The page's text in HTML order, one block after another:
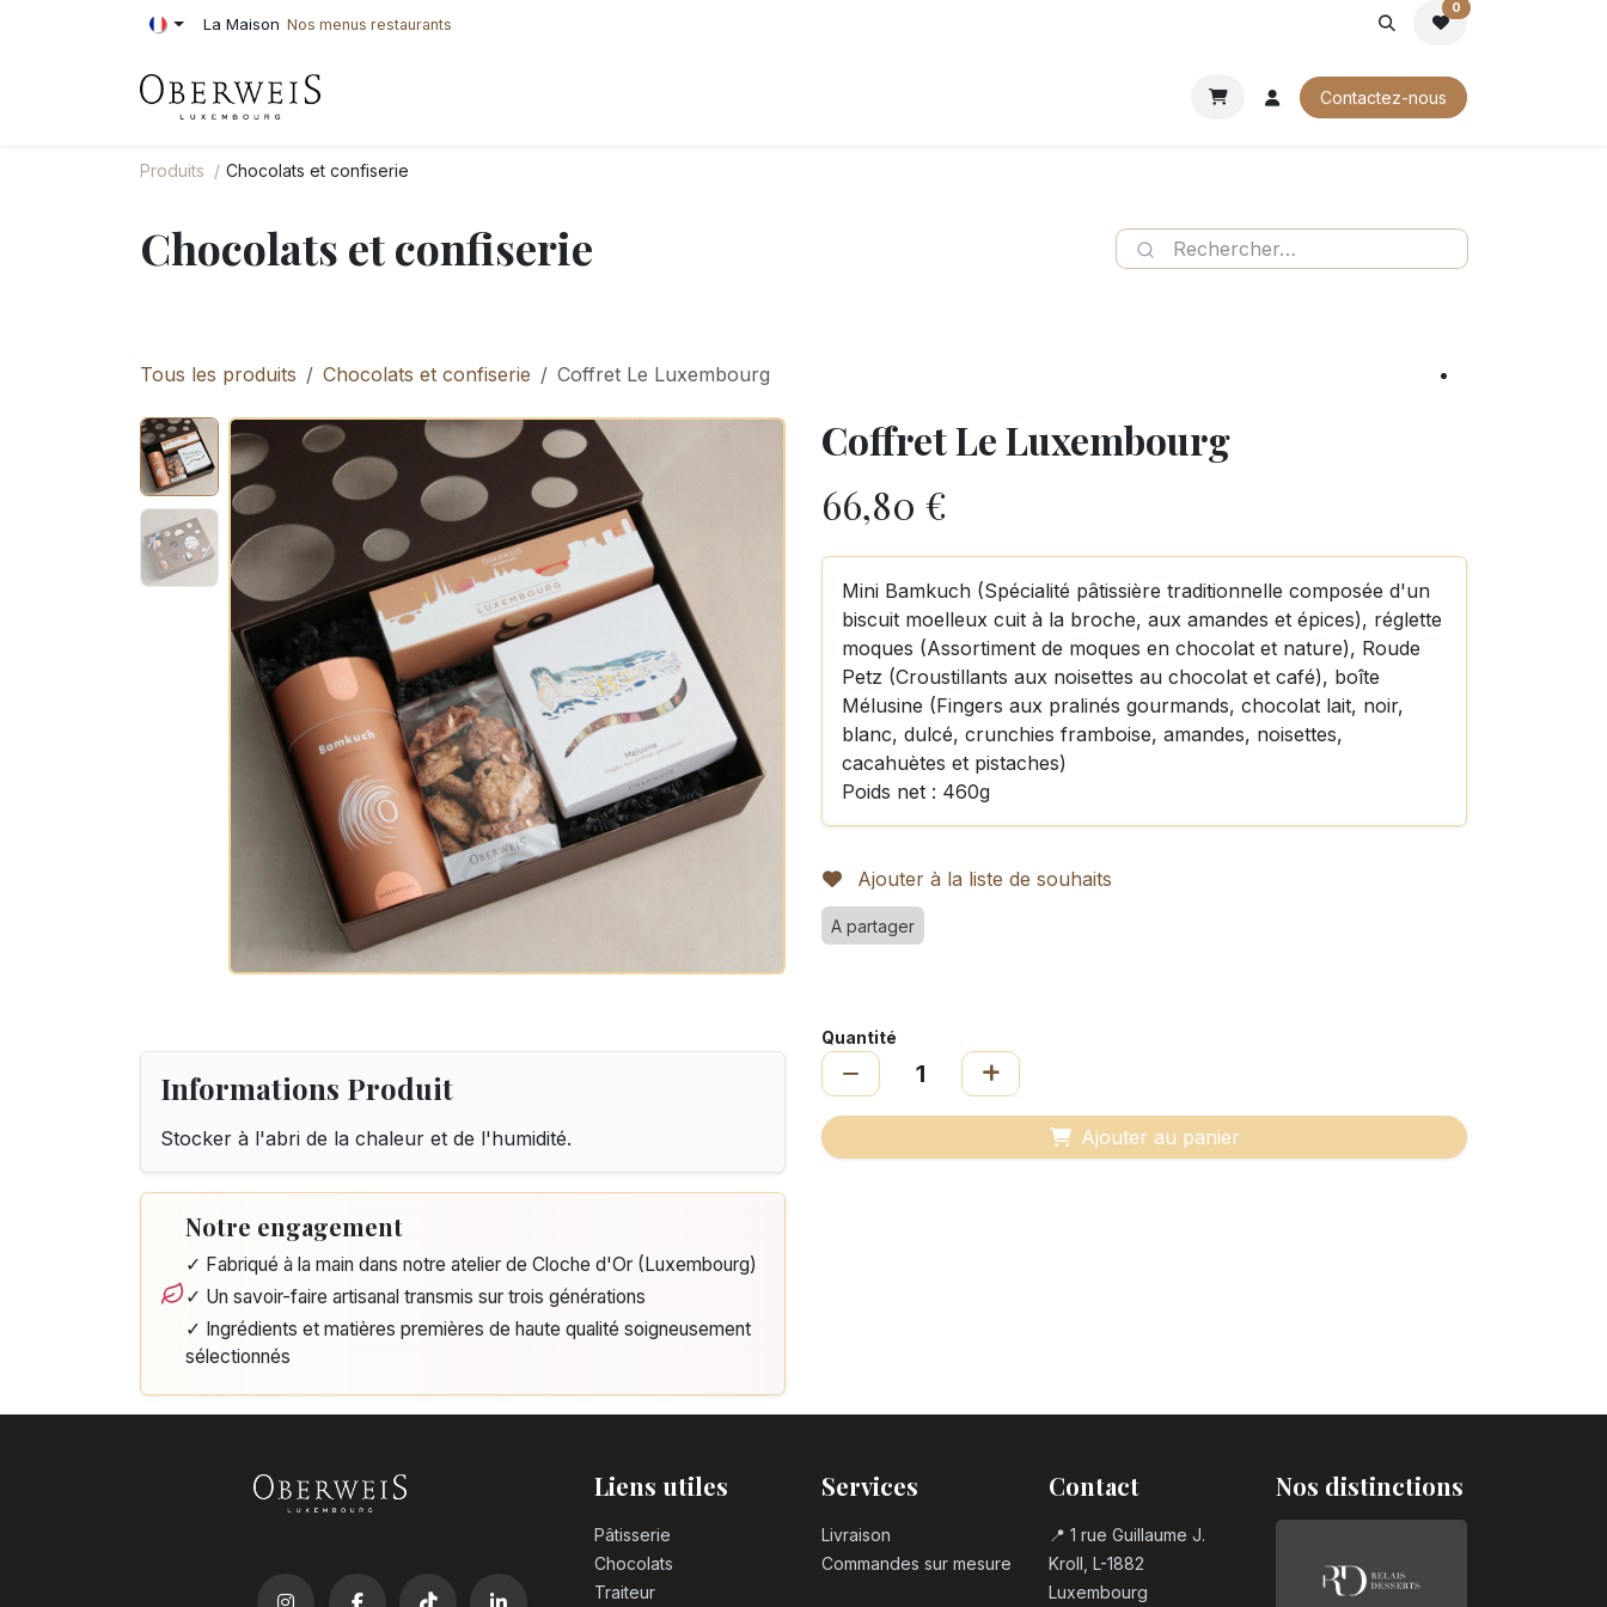
Se rendre au contenu La Maison Nos menus restaurants
0
Contactez-nous
Produits Chocolats et confiserie
Chocolats et confiserie
Tous les produits Chocolats et confiserie Coffret Le Luxembourg
Coffret Le Luxembourg
66,80 €
Mini Bamkuch (Spécialité pâtissière traditionnelle composée d'un
biscuit moelleux cuit à la broche, aux amandes et épices), réglette
moques (Assortiment de moques en chocolat et nature), Roude
Petz (Croustillants aux noisettes au chocolat et café), boîte
Mélusine (Fingers aux pralinés gourmands, chocolat lait, noir,
blanc, dulcé, crunchies framboise, amandes, noisettes,
cacahuètes et pistaches)
Poids net : 460g
Ajouter à la liste de souhaits
A partager
Informations Produit
Stocker à l'abri de la chaleur et de l'humidité.
Notre engagement
✓ Fabriqué à la main dans notre atelier de Cloche d'Or (Luxembourg)
✓ Un savoir-faire artisanal transmis sur trois générations
✓ Ingrédients et matières premières de haute qualité soigneusement
sélectionnés
Quantité
Ajouter au panier
Liens utiles
Pâtisserie
Chocolats
Traiteur
Services
Livraison
Commandes sur mesure
Contact
📍 1 rue Guillaume J.
Kroll, L-1882
Luxembourg
Nos distinctions